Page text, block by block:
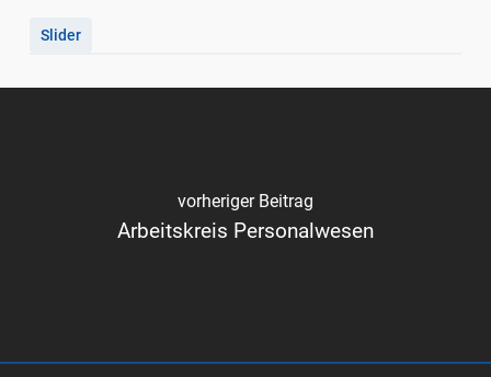
Slider
vorheriger Beitrag
Arbeitskreis Personalwesen